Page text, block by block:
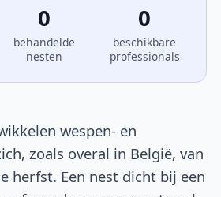
0
behandelde
nesten
0
beschikbare
professionals
wespen- en
zoals overal in België, van
herfst. Een nest dicht bij een